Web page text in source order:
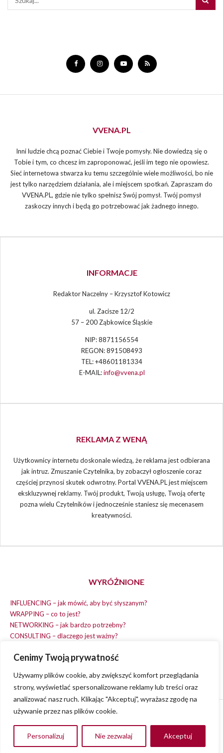
Cenimy Twoją prywatność
Używamy plików cookie, aby zwiększyć komfort przeglądania
strony, wyświetlać spersonalizowane reklamy lub treści oraz
analizować nasz ruch. Klikając "Akceptuj", wyrażasz zgodę na
używanie przez nas plików cookie.
Personalizuj Nie zezwalaj Akceptuj
VVENA.PL
Inni ludzie chcą poznać Ciebie i Twoje pomysły. Nie dowiedzą się o
Tobie i tym, co chcesz im zaproponować, jeśli im tego nie opowiesz.
Sieć internetowa stwarza ku temu szczególnie wiele możliwości, bo nie
jest tylko narzędziem działania, ale i miejscem spotkań. Zapraszam do
VVENA.PL, gdzie nie tylko spełnisz Swój pomysł. Twój pomysł
zaskoczy innych i będą go potrzebować jak żadnego innego.
INFORMACJE
Redaktor Naczelny – Krzysztof Kotowicz
ul. Zacisze 12/2
57 – 200 Ząbkowice Śląskie
NIP: 8871156554
REGON: 891508493
TEL: +48601181334
E-MAIL:info@vvena.pl
REKLAMA Z WENĄ
Użytkownicy internetu doskonale wiedzą, że reklama jest odbierana
jak intruz. Zmuszanie Czytelnika, by zobaczył ogłoszenie coraz
częściej przynosi skutek odwrotny. Portal VVENA.PL jest miejscem
ekskluzywnej reklamy. Twój produkt, Twoją usługę, Twoją ofertę
pozna wielu Czytelników i jednocześnie staniesz się mecenasem
kreatywności.
WYRÓŻNIONE
INFLUENCING – jak mówić, aby być słyszanym?
WRAPPING – co to jest?
NETWORKING – jak bardzo potrzebny?
CONSULTING – dlaczego jest ważny?
EARNING – jak zarobić na dobrym pomyśle?
Polityka Prywatności